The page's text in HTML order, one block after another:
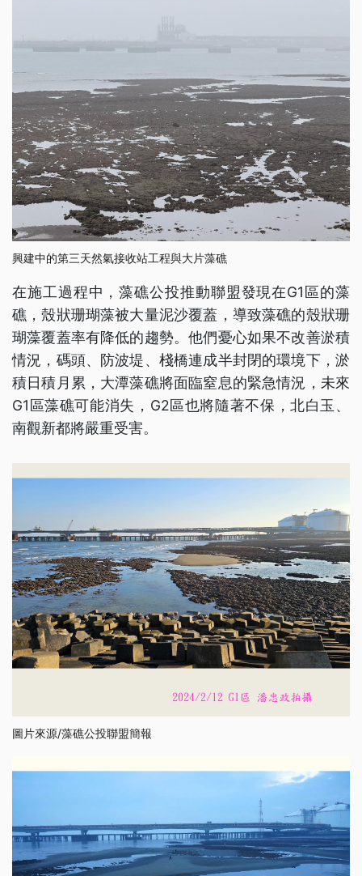
興建中的第三天然氣接收站工程與大片藻礁
在施工過程中，藻礁公投推動聯盟發現在G1區的藻
礁，殼狀珊瑚藻被大量泥沙覆蓋，導致藻礁的殼狀珊
瑚藻覆蓋率有降低的趨勢。他們憂心如果不改善淤積
情況，碼頭、防波堤、棧橋連成半封閉的環境下，淤
積日積月累，大潭藻礁將面臨窒息的緊急情況，未來
G1區藻礁可能消失，G2區也將隨著不保，北白玉、
南觀新都將嚴重受害。
圖片來源/藻礁公投聯盟簡報